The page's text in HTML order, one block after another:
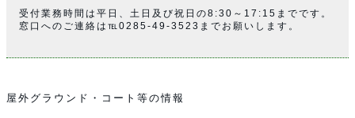
受付業務時間は平日、土日及び祝日の8:30～17:15までです。
窓口へのご連絡は℡0285-49-3523までお願いします。
屋外グラウンド・コート等の情報